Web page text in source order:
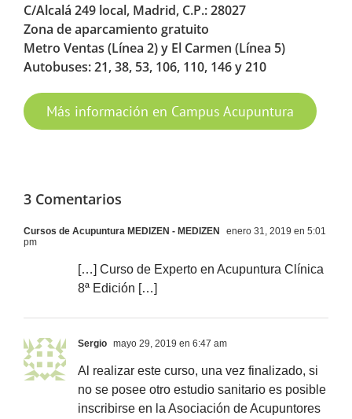
C/Alcalá 249 local, Madrid, C.P.: 28027
Zona de aparcamiento gratuito
Metro Ventas (Línea 2) y El Carmen (Línea 5)
Autobuses: 21, 38, 53, 106, 110, 146 y 210
Más información en Campus Acupuntura
3 Comentarios
Cursos de Acupuntura MEDIZEN - MEDIZEN
enero 31, 2019 en 5:01
pm
[…] Curso de Experto en Acupuntura Clínica
8ª Edición […]
Sergio mayo 29, 2019 en 6:47 am
Al realizar este curso, una vez finalizado, si
no se posee otro estudio sanitario es posible
inscribirse en la Asociación de Acupuntores